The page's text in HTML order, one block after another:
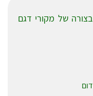
שלט תואם למזגן אמקור AMCOR בצורה של מקורי דגם